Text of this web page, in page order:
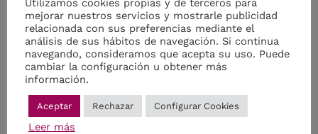
DISPONE LA
PUBLICACIÓN DE LA
INSTRUCCIÓN NÚMERO
8 DE 20/01/2020 SOBRE
REFORESTACIÓN
FOTOVOLTAICAS.
Utilizamos cookies propias y de terceros para
mejorar nuestros servicios y mostrarle publicidad
relacionada con sus preferencias mediante el
análisis de sus hábitos de navegación. Si continua
navegando, consideramos que acepta su uso. Puede
cambiar la configuración u obtener más
información.
Aceptar Rechazar Configurar Cookies
Leer más